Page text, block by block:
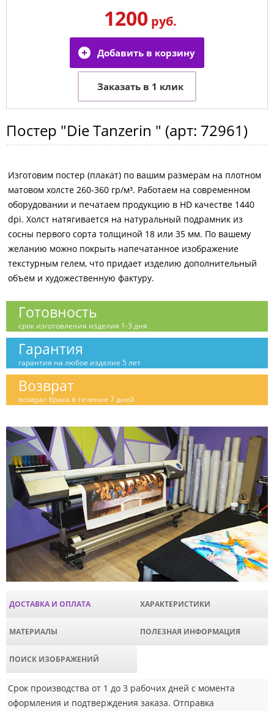
1200руб.
Постер "Die Tanzerin " (арт: 72961)
Изготовим постер (плакат) по вашим размерам на плотном
матовом холсте 260-360 гр/м³. Работаем на современном
оборудовании и печатаем продукцию в HD качестве 1440
dpi. Холст натягивается на натуральный подрамник из
сосны первого сорта толщиной 18 или 35 мм. По вашему
желанию можно покрыть напечатанное изображение
текстурным гелем, что придает изделию дополнительный
объем и художественную фактуру.
Готовность
срок изготовления изделия 1-3 дня
Гарантия
гарантия на любое изделие 5 лет
Возврат
возврат брака в течение 7 дней
ДОСТАВКА И ОПЛАТА ХАРАКТЕРИСТИКИ
МАТЕРИАЛЫ ПОЛЕЗНАЯ ИНФОРМАЦИЯ
ПОИСК ИЗОБРАЖЕНИЙ
Срок производства от 1 до 3 рабочих дней с момента
оформления и подтверждения заказа. Отправка